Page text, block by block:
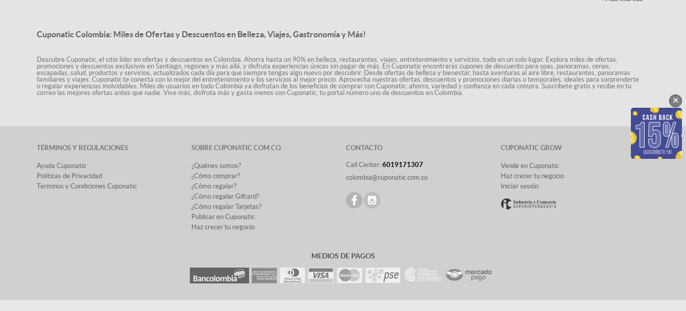
Cuponatic Colombia: Miles de Ofertas y Descuentos en Belleza, Viajes, Gastronomía y Más!
Descubre Cuponatic, el sitio líder en ofertas y descuentos en Colombia. Ahorra hasta un 90% en belleza, restaurantes, viajes, entretenimiento y servicios, todo en un solo lugar. Explora miles de ofertas,
promociones y descuentos exclusivos en Santiago, regiones y más allá, y disfruta experiencias únicas sin pagar de más. En Cuponatic encontrarás cupones de descuento para spas, panoramas, cenas,
escapadas, salud, productos y servicios, actualizados cada día para que siempre tengas algo nuevo por descubrir. Desde ofertas de belleza y bienestar, hasta aventuras al aire libre, restaurantes, panoramas
familiares y viajes, Cuponatic te conecta con lo mejor del entretenimiento y los servicios al mejor precio. Aprovecha nuestras ofertas, descuentos y promociones diarias o temporales, ideales para sorprenderte
o regalar experiencias inolvidables. Miles de usuarios en todo Colombia ya disfrutan de los beneficios de comprar con Cuponatic: ahorro, variedad y confianza en cada compra. Suscríbete gratis y recibe en tu
correo las mejores ofertas antes que nadie. Vive más, disfruta más y gasta menos con Cuponatic, tu portal número uno de descuentos en Colombia.
TÉRMINOS Y REGULACIONES
Ayuda Cuponatic
Políticas de Privacidad
Terminos y Condiciones Cuponatic
SOBRE CUPONATIC.COM.CO
¿Quiénes somos?
¿Cómo comprar?
¿Cómo regalar?
¿Cómo regalar Gifcard?
¿Cómo regalar Tarjetas?
Publicar en Cuponatic
Haz crecer tu negocio
CONTACTO
Call Center: 6019171307
colombia@cuponatic.com.co
CUPONATIC GROW
Vende en Cuponatic
Haz crecer tu negocio
Iniciar sesión
MEDIOS DE PAGOS
×